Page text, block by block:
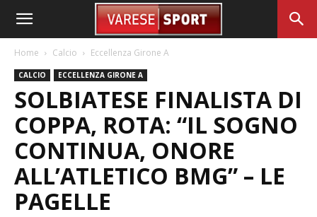
Home Calcio Eccellenza Girone A
CALCIO ECCELLENZA GIRONE A
SOLBIATESE FINALISTA DI
COPPA, ROTA: “IL SOGNO
CONTINUA, ONORE
ALL’ATLETICO BMG” – LE
PAGELLE